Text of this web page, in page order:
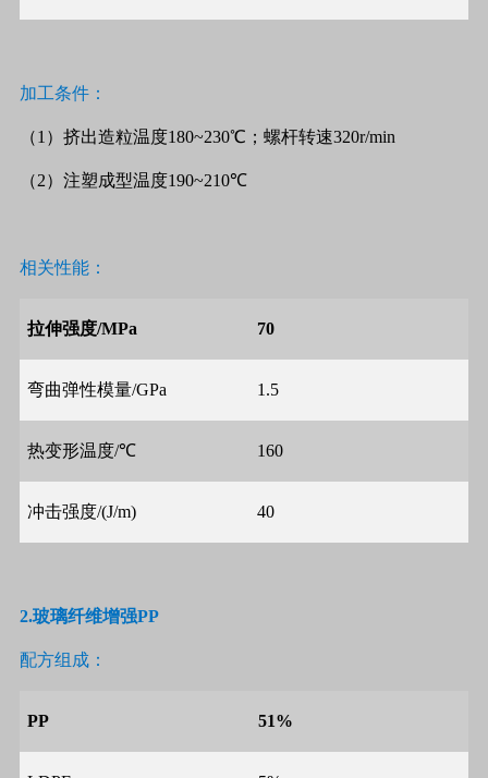
加工条件：
（1 ）挤出造粒温度180~230℃；螺杆转速320r/min
（2）注塑成型温度190~210℃
相关性能：
拉伸强度/MPa 70
弯曲弹性模量/GPa 1.5
热变形温度/℃ 160
冲击强度/(J/m) 40
2.玻璃纤维增强PP
配方组成：
PP 51%